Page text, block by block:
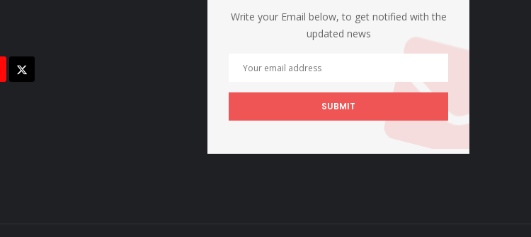
Write your Email below, to get notified with the
updated news
SUBMIT